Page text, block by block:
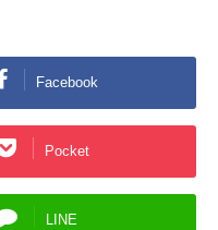
Facebook
Pocket
LINE